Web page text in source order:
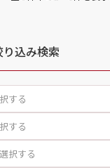
込み検索